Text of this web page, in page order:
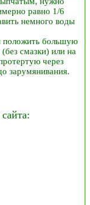
равно 1/6
немного воды
положить большую
смазки) или на
через
зарумянивания.